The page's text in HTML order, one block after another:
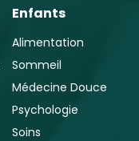
Enfants
Alimentation
Sommeil
Médecine Douce
Psychologie
Soins